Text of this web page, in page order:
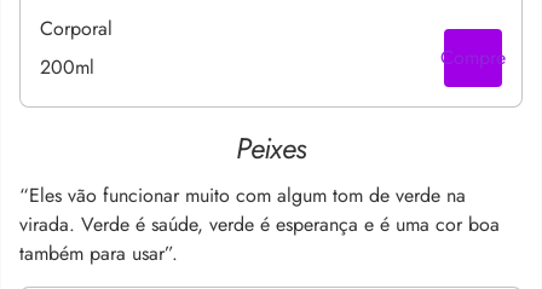
Compre
Peixes
“Eles vão funcionar muito com algum tom de verde na
virada. Verde é saúde, verde é esperança e é uma cor boa
também para usar”.